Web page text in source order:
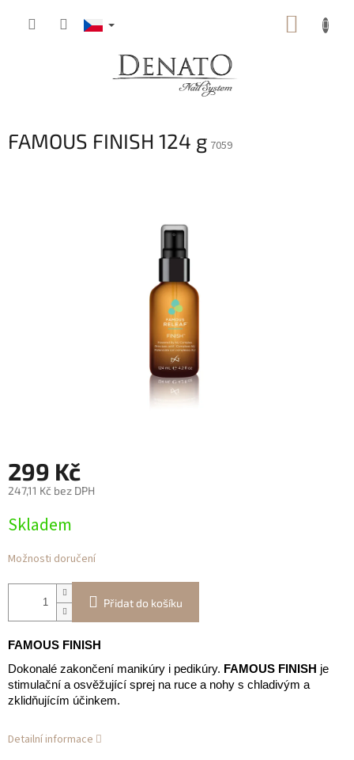
FAMOUS FINISH 124 g 7059
299 Kč
247,11 Kč bez DPH
cena:
Skladem
Možnosti doručení
Přidat do košíku
FAMOUS FINISH
Dokonalé zakončení manikúry i pedikúry. FAMOUS FINISH je
stimulační a osvěžující sprej na ruce a nohy s chladivým a
zklidňujícím účinkem.
Detailní informace